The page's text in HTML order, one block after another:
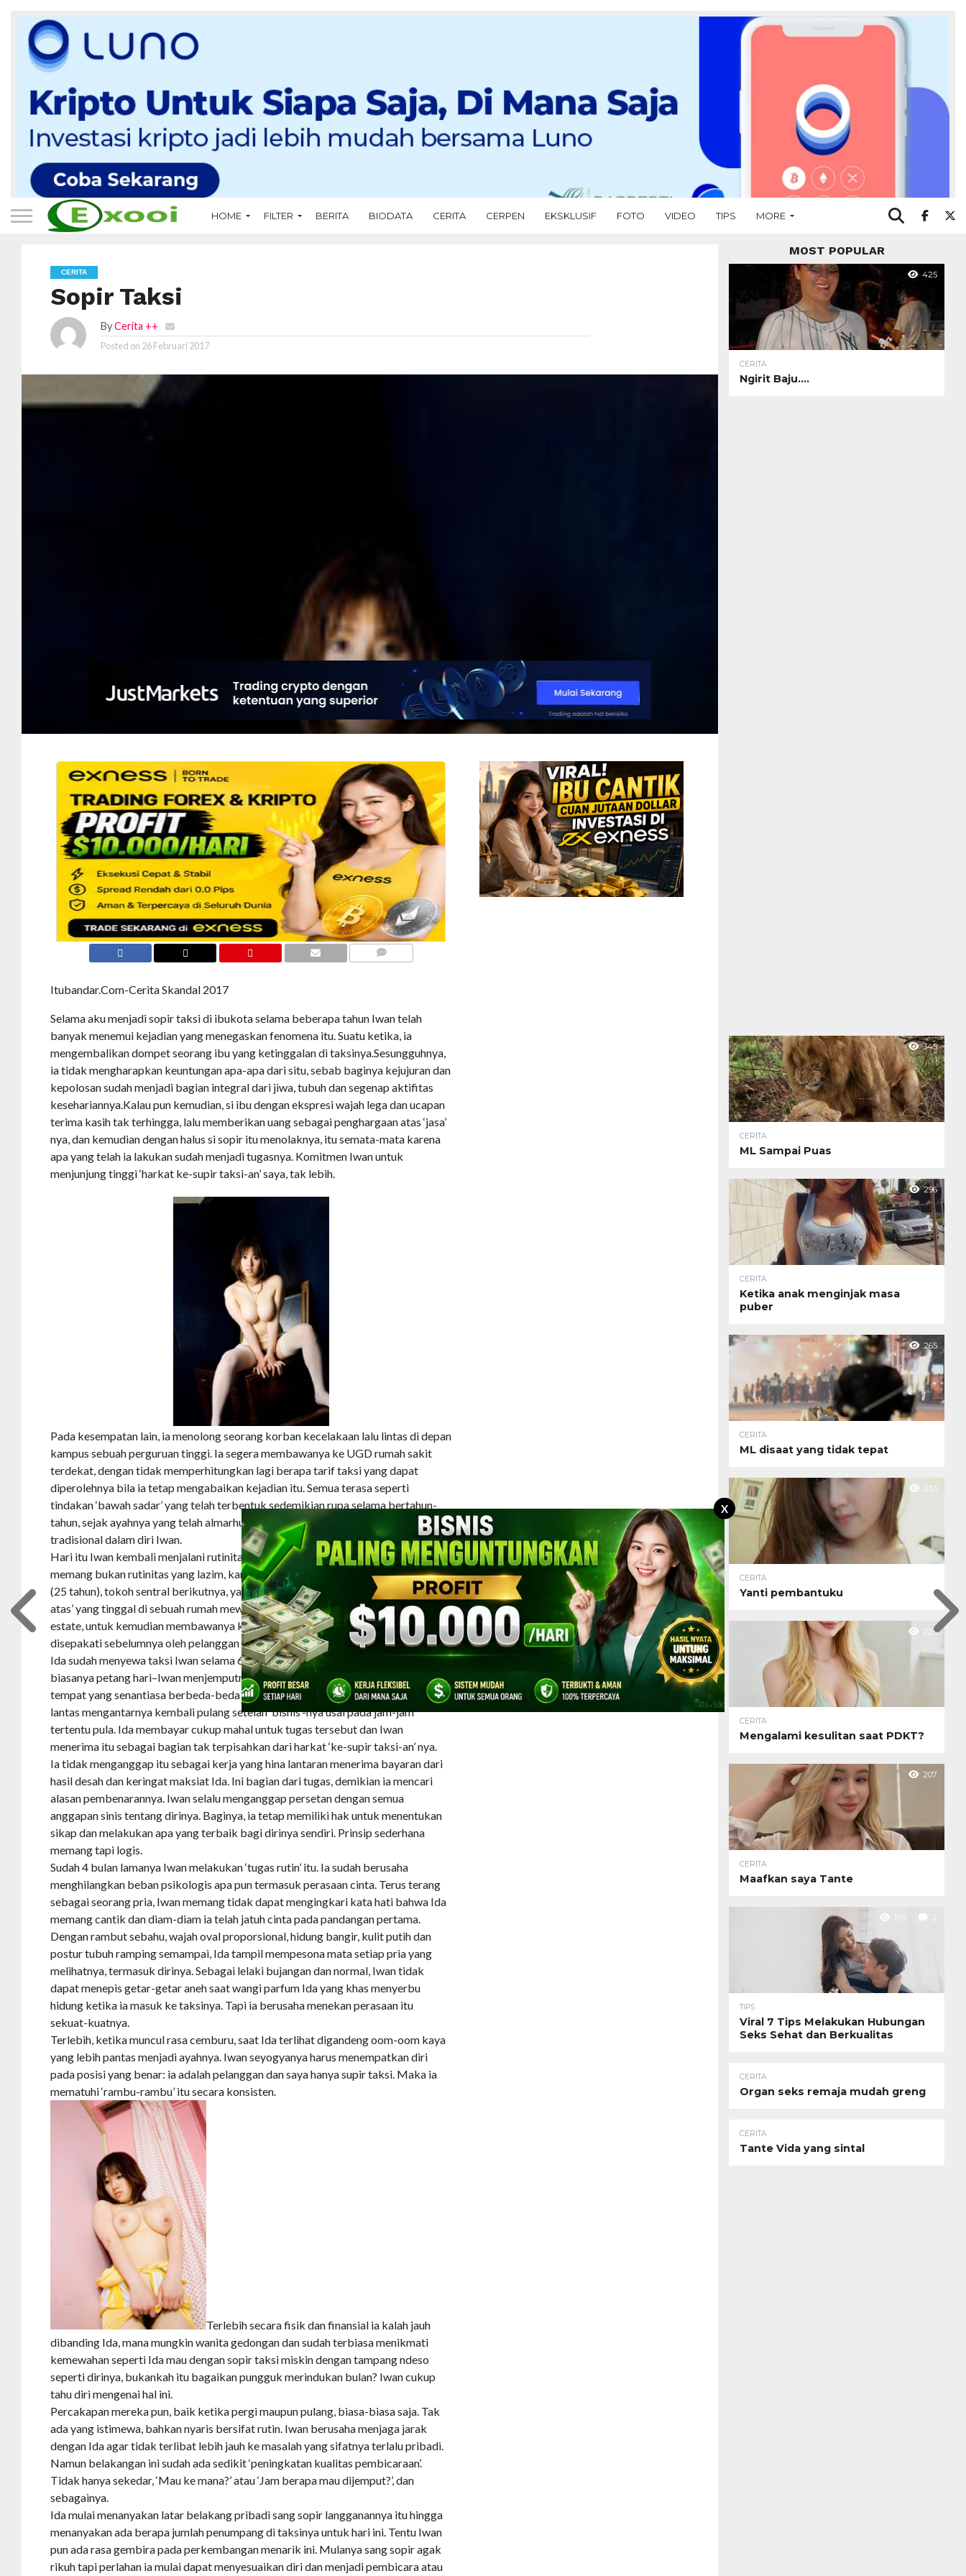
X
HOME FILTER BERITA BIODATA CERITA CERPEN EKSKLUSIF FOTO VIDEO TIPS MORE
CERITA
Sopir Taksi
By Cerita ++
Posted on 26 Februari 2017
Itubandar.Com-Cerita Skandal 2017
Selama aku menjadi sopir taksi di ibukota selama beberapa tahun Iwan telah
banyak menemui kejadian yang menegaskan fenomena itu. Suatu ketika, ia
mengembalikan dompet seorang ibu yang ketinggalan di taksinya.Sesungguhnya,
ia tidak mengharapkan keuntungan apa-apa dari situ, sebab baginya kejujuran dan
kepolosan sudah menjadi bagian integral dari jiwa, tubuh dan segenap aktifitas
kesehariannya.Kalau pun kemudian, si ibu dengan ekspresi wajah lega dan ucapan
terima kasih tak terhingga, lalu memberikan uang sebagai penghargaan atas ‘jasa’
nya, dan kemudian dengan halus si sopir itu menolaknya, itu semata-mata karena
apa yang telah ia lakukan sudah menjadi tugasnya. Komitmen Iwan untuk
menjunjung tinggi ‘harkat ke-supir taksi-an’ saya, tak lebih.
Pada kesempatan lain, ia menolong seorang korban kecelakaan lalu lintas di depan
kampus sebuah perguruan tinggi. Ia segera membawanya ke UGD rumah sakit
terdekat, dengan tidak memperhitungkan lagi berapa tarif taksi yang dapat
diperolehnya bila ia tetap mengabaikan kejadian itu. Semua terasa seperti
tindakan ‘bawah sadar’ yang telah terbentuk sedemikian rupa selama bertahun-
tahun, sejak ayahnya yang telah almarhum menanamkan nilai-nilai kearifan
tradisional dalam diri Iwan.
Hari itu Iwan kembali menjalani rutinitasnya seperti biasa. Untuk yang satu ini
memang bukan rutinitas yang lazim, karena setiap petang tiba, ia menjemput Ida
(25 tahun), tokoh sentral berikutnya, yang adalah seorang wanita panggilan ‘kelas
atas’ yang tinggal di sebuah rumah mewah di sebuah kompleks pemukiman real
estate, untuk kemudian membawanya ke suatu tempat, di mana saja, yang telah
disepakati sebelumnya oleh pelanggan setianya itu.
Ida sudah menyewa taksi Iwan selama 6 bulan. Jadi pada jam-jam tertentu–
biasanya petang hari–Iwan menjemputnya di rumah tersebut, membawanya ke
tempat yang senantiasa berbeda-beda tergantung mana yang ditunjuk wanita itu,
lantas mengantarnya kembali pulang setelah ‘bisnis’-nya usai pada jam-jam
tertentu pula. Ida membayar cukup mahal untuk tugas tersebut dan Iwan
menerima itu sebagai bagian tak terpisahkan dari harkat ‘ke-supir taksi-an’ nya.
Ia tidak menganggap itu sebagai kerja yang hina lantaran menerima bayaran dari
hasil desah dan keringat maksiat Ida. Ini bagian dari tugas, demikian ia mencari
alasan pembenarannya. Iwan selalu menganggap persetan dengan semua
anggapan sinis tentang dirinya. Baginya, ia tetap memiliki hak untuk menentukan
sikap dan melakukan apa yang terbaik bagi dirinya sendiri. Prinsip sederhana
memang tapi logis.
Sudah 4 bulan lamanya Iwan melakukan ‘tugas rutin’ itu. Ia sudah berusaha
menghilangkan beban psikologis apa pun termasuk perasaan cinta. Terus terang
sebagai seorang pria, Iwan memang tidak dapat mengingkari kata hati bahwa Ida
memang cantik dan diam-diam ia telah jatuh cinta pada pandangan pertama.
Dengan rambut sebahu, wajah oval proporsional, hidung bangir, kulit putih dan
postur tubuh ramping semampai, Ida tampil mempesona mata setiap pria yang
melihatnya, termasuk dirinya. Sebagai lelaki bujangan dan normal, Iwan tidak
dapat menepis getar-getar aneh saat wangi parfum Ida yang khas menyerbu
hidung ketika ia masuk ke taksinya. Tapi ia berusaha menekan perasaan itu
sekuat-kuatnya.
Terlebih, ketika muncul rasa cemburu, saat Ida terlihat digandeng oom-oom kaya
yang lebih pantas menjadi ayahnya. Iwan seyogyanya harus menempatkan diri
pada posisi yang benar: ia adalah pelanggan dan saya hanya supir taksi. Maka ia
mematuhi ‘rambu-rambu’ itu secara konsisten.
Terlebih secara fisik dan finansial ia kalah jauh
dibanding Ida, mana mungkin wanita gedongan dan sudah terbiasa menikmati
kemewahan seperti Ida mau dengan sopir taksi miskin dengan tampang ndeso
seperti dirinya, bukankah itu bagaikan pungguk merindukan bulan? Iwan cukup
tahu diri mengenai hal ini.
Percakapan mereka pun, baik ketika pergi maupun pulang, biasa-biasa saja. Tak
ada yang istimewa, bahkan nyaris bersifat rutin. Iwan berusaha menjaga jarak
dengan Ida agar tidak terlibat lebih jauh ke masalah yang sifatnya terlalu pribadi.
Namun belakangan ini sudah ada sedikit ‘peningkatan kualitas pembicaraan’.
Tidak hanya sekedar, ‘Mau ke mana?’ atau ‘Jam berapa mau dijemput?’, dan
sebagainya.
Ida mulai menanyakan latar belakang pribadi sang sopir langganannya itu hingga
menanyakan ada berapa jumlah penumpang di taksinya untuk hari ini. Tentu Iwan
pun ada rasa gembira pada perkembangan menarik ini. Mulanya sang sopir agak
rikuh tapi perlahan ia mulai dapat menyesuaikan diri dan menjadi pembicara atau
MOST POPULAR
425
CERITA
Ngirit Baju….
345
CERITA
ML Sampai Puas
296
CERITA
Ketika anak menginjak masa
puber
265
CERITA
ML disaat yang tidak tepat
233
CERITA
Yanti pembantuku
225
CERITA
Mengalami kesulitan saat PDKT?
207
CERITA
Maafkan saya Tante
193 2
TIPS
Viral 7 Tips Melakukan Hubungan
Seks Sehat dan Berkualitas
CERITA
Organ seks remaja mudah greng
CERITA
Tante Vida yang sintal